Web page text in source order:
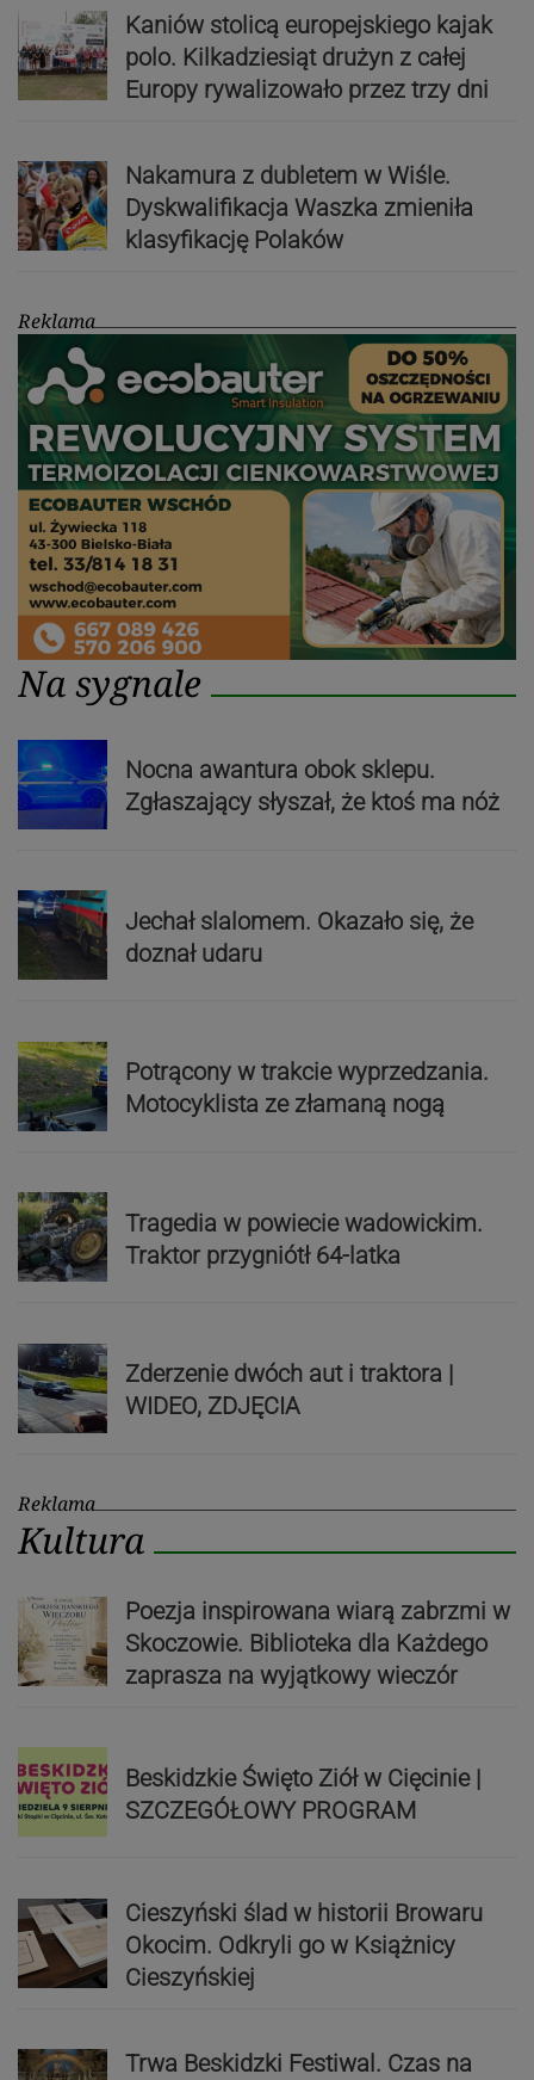
Kaniów stolicą europejskiego kajak
polo. Kilkadziesiąt drużyn z całej
Europy rywalizowało przez trzy dni
Nakamura z dubletem w Wiśle.
Dyskwalifikacja Waszka zmieniła
klasyfikację Polaków
Reklama
Na sygnale
Nocna awantura obok sklepu.
Zgłaszający słyszał, że ktoś ma nóż
Jechał slalomem. Okazało się, że
doznał udaru
Potrącony w trakcie wyprzedzania.
Motocyklista ze złamaną nogą
Tragedia w powiecie wadowickim.
Traktor przygniótł 64-latka
Zderzenie dwóch aut i traktora |
WIDEO, ZDJĘCIA
Reklama
Kultura
Poezja inspirowana wiarą zabrzmi w
Skoczowie. Biblioteka dla Każdego
zaprasza na wyjątkowy wieczór
Beskidzkie Święto Ziół w Cięcinie |
SZCZEGÓŁOWY PROGRAM
Cieszyński ślad w historii Browaru
Okocim. Odkryli go w Książnicy
Cieszyńskiej
Trwa Beskidzki Festiwal. Czas na